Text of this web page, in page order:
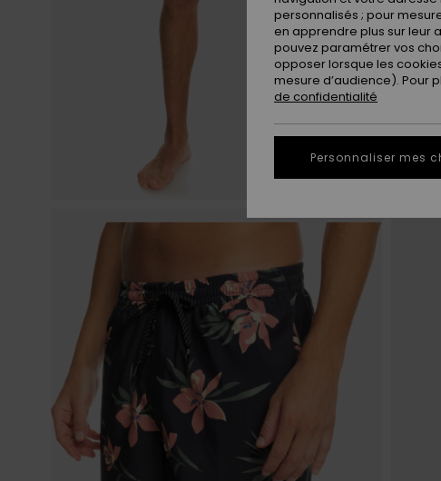
personnalisés ; pour
en apprendre plus sur leur
pouvez paramétrer vos
opposer lorsque les
mesure d’audience). Pour
de confidentialité
Personnaliser mes